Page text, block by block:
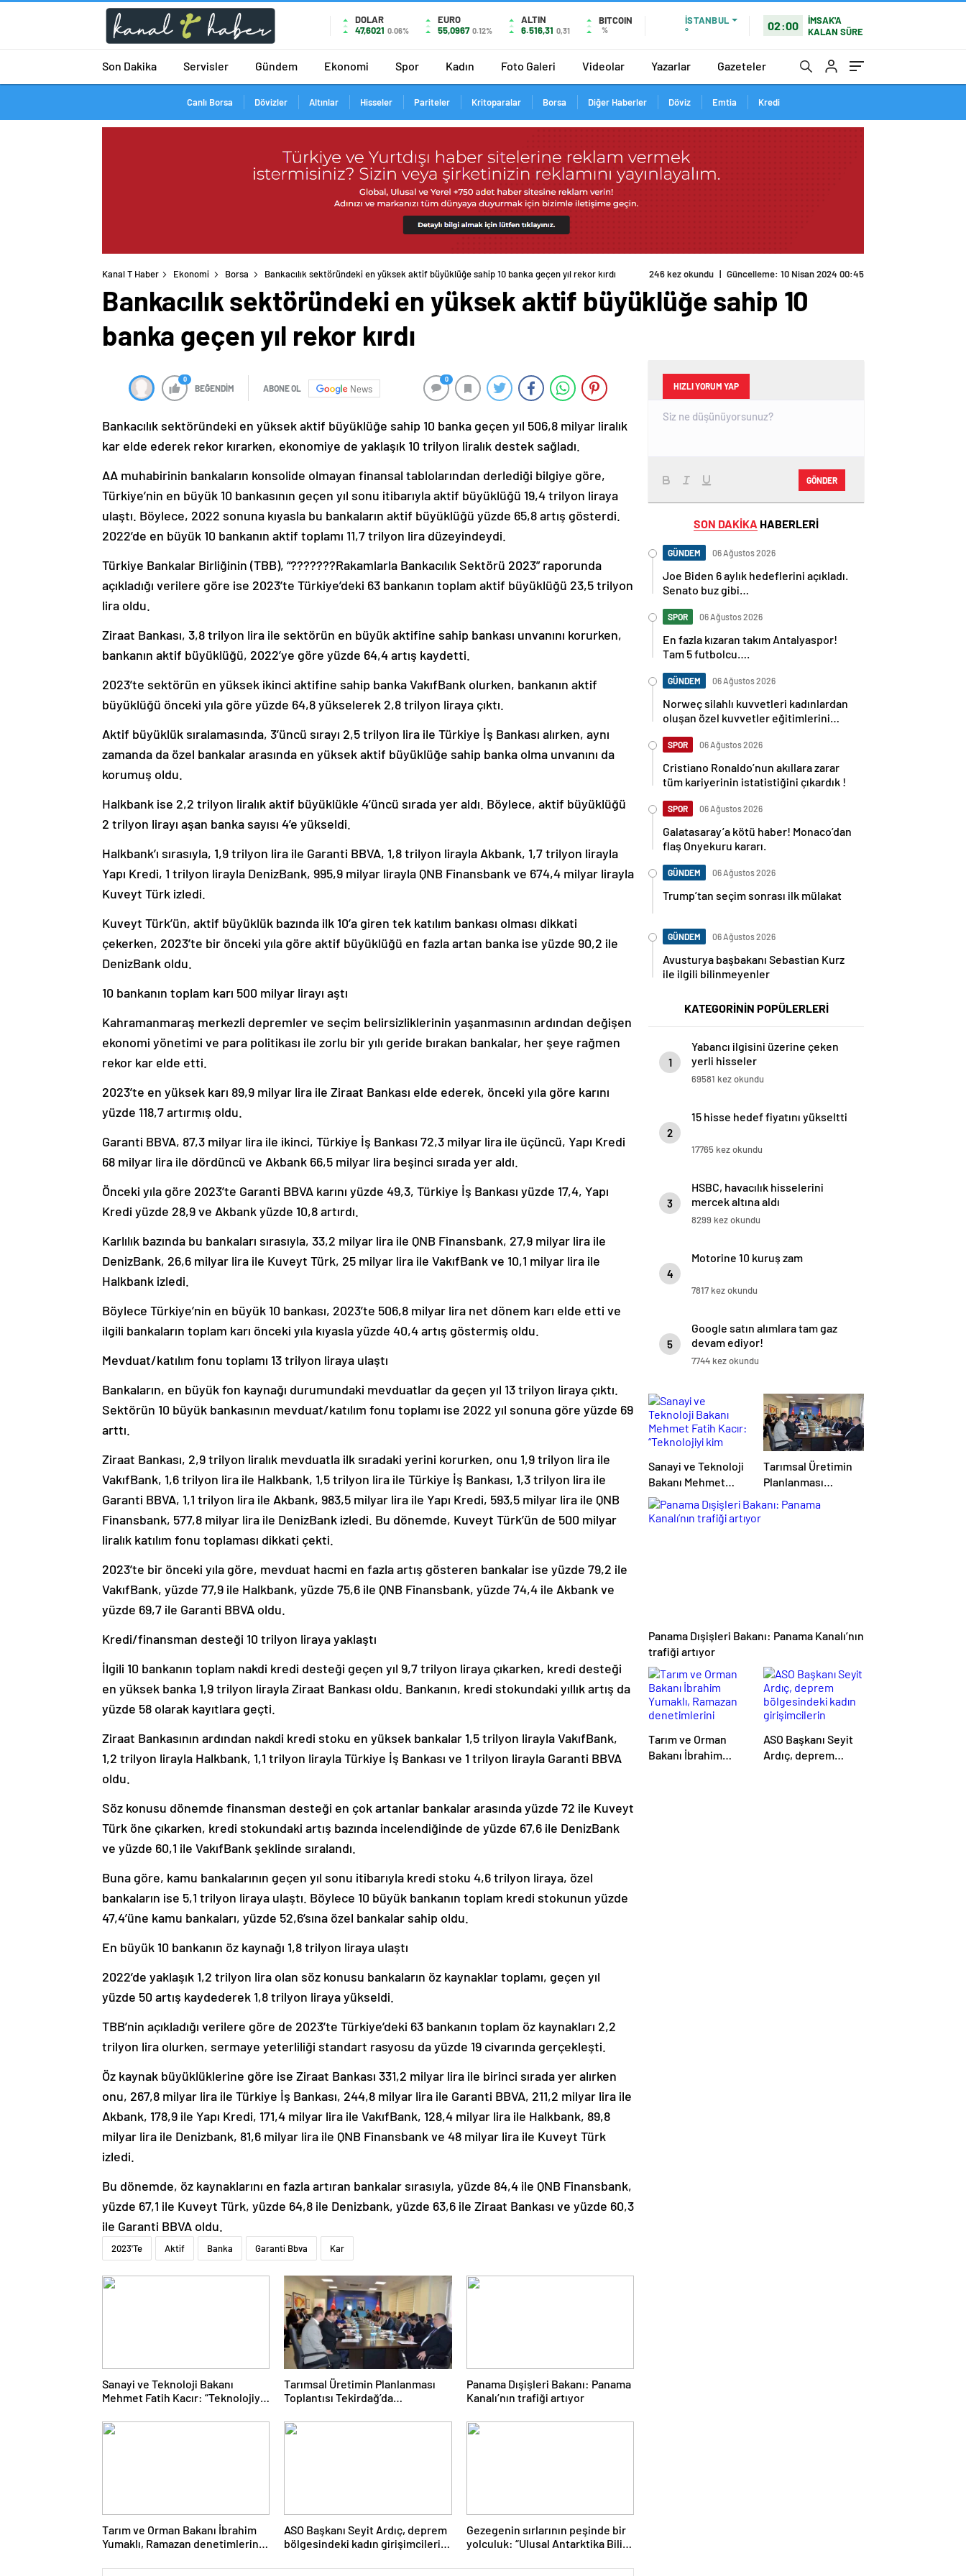
DOLAR
47,6021 0.06%
EURO
55,0967 0.12%
ALTIN
6.516,31 0,31
BITCOIN
%
İSTANBUL
°
02:00
İMSAK'A
KALAN SÜRE
Son Dakika Servisler Gündem Ekonomi Spor Kadın Foto Galeri Videolar Yazarlar Gazeteler
Canlı Borsa Dövizler Altınlar Hisseler Pariteler Kritoparalar Borsa Diğer Haberler Döviz Emtia Kredi
Kanal T Haber Ekonomi Borsa Bankacılık sektöründeki en yüksek aktif büyüklüğe sahip 10 banka geçen yıl rekor kırdı 246 kez okundu | Güncelleme: 10 Nisan 2024 00:45
Bankacılık sektöründeki en yüksek aktif büyüklüğe sahip 10
banka geçen yıl rekor kırdı
0
BEĞENDİM ABONE OL News
0
Bankacılık sektöründeki en yüksek aktif büyüklüğe sahip 10 banka geçen yıl 506,8 milyar liralık
kar elde ederek rekor kırarken, ekonomiye de yaklaşık 10 trilyon liralık destek sağladı.
AA muhabirinin bankaların konsolide olmayan finansal tablolarından derlediği bilgiye göre,
Türkiye’nin en büyük 10 bankasının geçen yıl sonu itibarıyla aktif büyüklüğü 19,4 trilyon liraya
ulaştı. Böylece, 2022 sonuna kıyasla bu bankaların aktif büyüklüğü yüzde 65,8 artış gösterdi.
2022’de en büyük 10 bankanın aktif toplamı 11,7 trilyon lira düzeyindeydi.
Türkiye Bankalar Birliğinin (TBB), “???????Rakamlarla Bankacılık Sektörü 2023” raporunda
açıkladığı verilere göre ise 2023’te Türkiye’deki 63 bankanın toplam aktif büyüklüğü 23,5 trilyon
lira oldu.
Ziraat Bankası, 3,8 trilyon lira ile sektörün en büyük aktifine sahip bankası unvanını korurken,
bankanın aktif büyüklüğü, 2022’ye göre yüzde 64,4 artış kaydetti.
2023’te sektörün en yüksek ikinci aktifine sahip banka VakıfBank olurken, bankanın aktif
büyüklüğü önceki yıla göre yüzde 64,8 yükselerek 2,8 trilyon liraya çıktı.
Aktif büyüklük sıralamasında, 3’üncü sırayı 2,5 trilyon lira ile Türkiye İş Bankası alırken, aynı
zamanda da özel bankalar arasında en yüksek aktif büyüklüğe sahip banka olma unvanını da
korumuş oldu.
Halkbank ise 2,2 trilyon liralık aktif büyüklükle 4’üncü sırada yer aldı. Böylece, aktif büyüklüğü
2 trilyon lirayı aşan banka sayısı 4’e yükseldi.
Halkbank’ı sırasıyla, 1,9 trilyon lira ile Garanti BBVA, 1,8 trilyon lirayla Akbank, 1,7 trilyon lirayla
Yapı Kredi, 1 trilyon lirayla DenizBank, 995,9 milyar lirayla QNB Finansbank ve 674,4 milyar lirayla
Kuveyt Türk izledi.
Kuveyt Türk’ün, aktif büyüklük bazında ilk 10’a giren tek katılım bankası olması dikkati
çekerken, 2023’te bir önceki yıla göre aktif büyüklüğü en fazla artan banka ise yüzde 90,2 ile
DenizBank oldu.
10 bankanın toplam karı 500 milyar lirayı aştı
Kahramanmaraş merkezli depremler ve seçim belirsizliklerinin yaşanmasının ardından değişen
ekonomi yönetimi ve para politikası ile zorlu bir yılı geride bırakan bankalar, her şeye rağmen
rekor kar elde etti.
2023’te en yüksek karı 89,9 milyar lira ile Ziraat Bankası elde ederek, önceki yıla göre karını
yüzde 118,7 artırmış oldu.
Garanti BBVA, 87,3 milyar lira ile ikinci, Türkiye İş Bankası 72,3 milyar lira ile üçüncü, Yapı Kredi
68 milyar lira ile dördüncü ve Akbank 66,5 milyar lira beşinci sırada yer aldı.
Önceki yıla göre 2023’te Garanti BBVA karını yüzde 49,3, Türkiye İş Bankası yüzde 17,4, Yapı
Kredi yüzde 28,9 ve Akbank yüzde 10,8 artırdı.
Karlılık bazında bu bankaları sırasıyla, 33,2 milyar lira ile QNB Finansbank, 27,9 milyar lira ile
DenizBank, 26,6 milyar lira ile Kuveyt Türk, 25 milyar lira ile VakıfBank ve 10,1 milyar lira ile
Halkbank izledi.
Böylece Türkiye’nin en büyük 10 bankası, 2023’te 506,8 milyar lira net dönem karı elde etti ve
ilgili bankaların toplam karı önceki yıla kıyasla yüzde 40,4 artış göstermiş oldu.
Mevduat/katılım fonu toplamı 13 trilyon liraya ulaştı
Bankaların, en büyük fon kaynağı durumundaki mevduatlar da geçen yıl 13 trilyon liraya çıktı.
Sektörün 10 büyük bankasının mevduat/katılım fonu toplamı ise 2022 yıl sonuna göre yüzde 69
arttı.
Ziraat Bankası, 2,9 trilyon liralık mevduatla ilk sıradaki yerini korurken, onu 1,9 trilyon lira ile
VakıfBank, 1,6 trilyon lira ile Halkbank, 1,5 trilyon lira ile Türkiye İş Bankası, 1,3 trilyon lira ile
Garanti BBVA, 1,1 trilyon lira ile Akbank, 983,5 milyar lira ile Yapı Kredi, 593,5 milyar lira ile QNB
Finansbank, 577,8 milyar lira ile DenizBank izledi. Bu dönemde, Kuveyt Türk’ün de 500 milyar
liralık katılım fonu toplaması dikkati çekti.
2023’te bir önceki yıla göre, mevduat hacmi en fazla artış gösteren bankalar ise yüzde 79,2 ile
VakıfBank, yüzde 77,9 ile Halkbank, yüzde 75,6 ile QNB Finansbank, yüzde 74,4 ile Akbank ve
yüzde 69,7 ile Garanti BBVA oldu.
Kredi/finansman desteği 10 trilyon liraya yaklaştı
İlgili 10 bankanın toplam nakdi kredi desteği geçen yıl 9,7 trilyon liraya çıkarken, kredi desteği
en yüksek banka 1,9 trilyon lirayla Ziraat Bankası oldu. Bankanın, kredi stokundaki yıllık artış da
yüzde 58 olarak kayıtlara geçti.
Ziraat Bankasının ardından nakdi kredi stoku en yüksek bankalar 1,5 trilyon lirayla VakıfBank,
1,2 trilyon lirayla Halkbank, 1,1 trilyon lirayla Türkiye İş Bankası ve 1 trilyon lirayla Garanti BBVA
oldu.
Söz konusu dönemde finansman desteği en çok artanlar bankalar arasında yüzde 72 ile Kuveyt
Türk öne çıkarken, kredi stokundaki artış bazında incelendiğinde de yüzde 67,6 ile DenizBank
ve yüzde 60,1 ile VakıfBank şeklinde sıralandı.
Buna göre, kamu bankalarının geçen yıl sonu itibarıyla kredi stoku 4,6 trilyon liraya, özel
bankaların ise 5,1 trilyon liraya ulaştı. Böylece 10 büyük bankanın toplam kredi stokunun yüzde
47,4’üne kamu bankaları, yüzde 52,6’sına özel bankalar sahip oldu.
En büyük 10 bankanın öz kaynağı 1,8 trilyon liraya ulaştı
2022’de yaklaşık 1,2 trilyon lira olan söz konusu bankaların öz kaynaklar toplamı, geçen yıl
yüzde 50 artış kaydederek 1,8 trilyon liraya yükseldi.
TBB’nin açıkladığı verilere göre de 2023’te Türkiye’deki 63 bankanın toplam öz kaynakları 2,2
trilyon lira olurken, sermaye yeterliliği standart rasyosu da yüzde 19 civarında gerçekleşti.
Öz kaynak büyüklüklerine göre ise Ziraat Bankası 331,2 milyar lira ile birinci sırada yer alırken
onu, 267,8 milyar lira ile Türkiye İş Bankası, 244,8 milyar lira ile Garanti BBVA, 211,2 milyar lira ile
Akbank, 178,9 ile Yapı Kredi, 171,4 milyar lira ile VakıfBank, 128,4 milyar lira ile Halkbank, 89,8
milyar lira ile Denizbank, 81,6 milyar lira ile QNB Finansbank ve 48 milyar lira ile Kuveyt Türk
izledi.
Bu dönemde, öz kaynaklarını en fazla artıran bankalar sırasıyla, yüzde 84,4 ile QNB Finansbank,
yüzde 67,1 ile Kuveyt Türk, yüzde 64,8 ile Denizbank, yüzde 63,6 ile Ziraat Bankası ve yüzde 60,3
ile Garanti BBVA oldu.
2023'Te Aktif Banka Garanti Bbva Kar
Sanayi ve Teknoloji Bakanı
Mehmet Fatih Kacır: “Teknolojiyi
koyacak”
Tarımsal Üretimin Planlanması
Toplantısı Tekirdağ’da
Panama Dışişleri Bakanı: Panama
Kanalı’nın trafiği artıyor
Tarım ve Orman Bakanı İbrahim
Yumaklı, Ramazan denetimlerini
ASO Başkanı Seyit Ardıç, deprem
bölgesindeki kadın girişimcilerin
vurguladı
Gezegenin sırlarının peşinde bir
yolculuk: “Ulusal Antarktika Bilim
HIZLI YORUM YAP
GÖNDER
SON DAKİKA HABERLERİ
GÜNDEM 06 Ağustos 2026
Joe Biden 6 aylık hedeflerini açıkladı.
Senato buz gibi…
SPOR 06 Ağustos 2026
En fazla kızaran takım Antalyaspor!
Tam 5 futbolcu….
GÜNDEM 06 Ağustos 2026
Norweç silahlı kuvvetleri kadınlardan
oluşan özel kuvvetler eğitimlerini
SPOR 06 Ağustos 2026
Cristiano Ronaldo’nun akıllara zarar
tüm kariyerinin istatistiğini çıkardık !
SPOR 06 Ağustos 2026
Galatasaray’a kötü haber! Monaco’dan
flaş Onyekuru kararı.
GÜNDEM 06 Ağustos 2026
Trump’tan seçim sonrası ilk mülakat
GÜNDEM 06 Ağustos 2026
Avusturya başbakanı Sebastian Kurz
ile ilgili bilinmeyenler
KATEGORİNİN POPÜLERLERİ
1
Yabancı ilgisini üzerine çeken
yerli hisseler
69581 kez okundu
2
15 hisse hedef fiyatını yükseltti
17765 kez okundu
3
HSBC, havacılık hisselerini
mercek altına aldı
8299 kez okundu
4
Motorine 10 kuruş zam
7817 kez okundu
5
Google satın alımlara tam gaz
devam ediyor!
7744 kez okundu
Sanayi ve Teknoloji
Bakanı Mehmet
Fatih Kacır:
“Teknolojiyi kim
Tarımsal Üretimin
Planlanması
Toplantısı
Panama Dışişleri Bakanı: Panama Kanalı’nın
trafiği artıyor
Tarım ve Orman
Bakanı İbrahim
ASO Başkanı Seyit
Ardıç, deprem